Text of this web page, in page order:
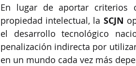
En lugar de aportar criterios
propiedad intelectual, la SCJN
el desarrollo tecnológico
penalización indirecta por
en un mundo cada vez más